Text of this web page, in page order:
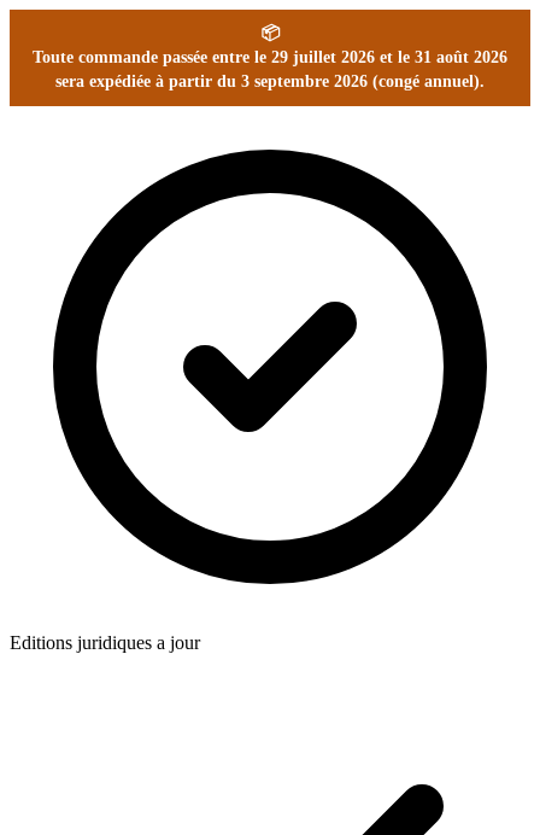
📦
Toute commande passée entre le 29 juillet 2026 et le 31 août 2026
sera expédiée à partir du 3 septembre 2026 (congé annuel).
Editions juridiques a jour